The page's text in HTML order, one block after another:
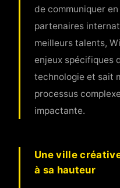
de communiquer
partenaires
meilleurs talents,
enjeux spécifiques
technologie et sait
processus
impactante.
Une ville
à sa hauteur